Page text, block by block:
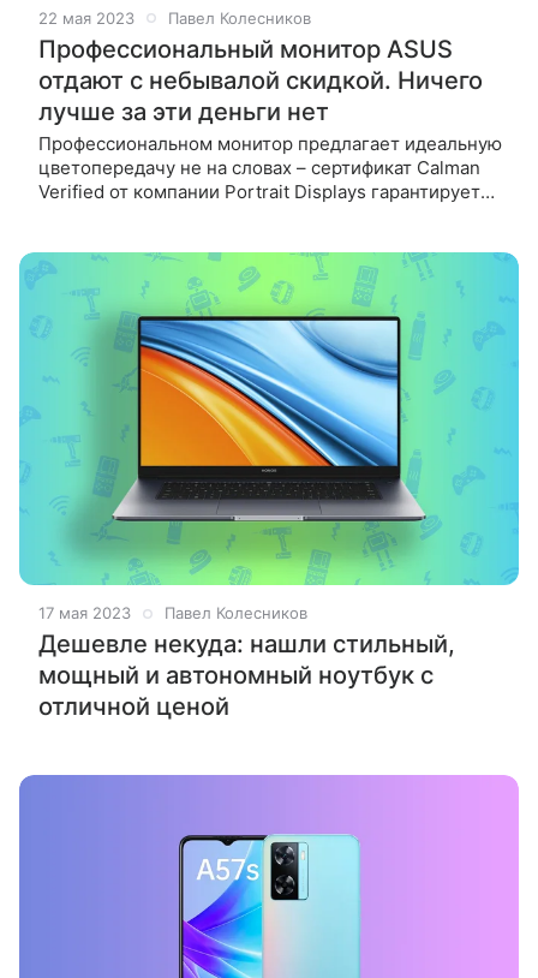
22 мая 2023 Павел Колесников
Профессиональный монитор ASUS
отдают с небывалой скидкой. Ничего
лучше за эти деньги нет
Профессиональном монитор предлагает идеальную
цветопередачу не на словах – сертификат Calman
Verified от компании Portrait Displays гарантирует
17 мая 2023 Павел Колесников
Дешевле некуда: нашли стильный,
мощный и автономный ноутбук с
отличной ценой